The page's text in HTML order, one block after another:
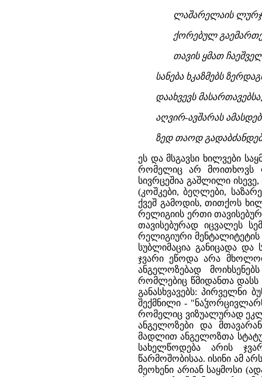
ლაშარელაის
ქორებულ
თავის ყმათ
სანება ხკაზმებს
დაახვევს
აღვირ-ავშარას
ზედ თაოდ
ეს და მსგავსი ხილვები
რომელიც არ მოითხოვს
სივრცეშია გაშლილი
(კოშკები, ბეღლები,
ქვეშ გამოდის, თითქოს
რელიგიის ერთი
თავისებურად იცვალეს
რელიგიური
სუბლიმაცია განიცადა
ჯვარი ეწოდა არა
ანგელოზებად
რომლებიც წმიდანთა დასს
განასხვავებს: პირველნი
შექმნილი -
რომელიც ვიზუალურად
ანგელოზები და
მადლით ანგელოზთა
სახელწოდება არის
წარმოშობისაა. ისინი ამ
მეოხენი არიან საყმოსი